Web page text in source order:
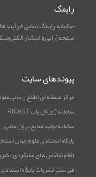
رایمگ
سامانه رایمگ تمامی
صفحه‌آرایی و انتشار
پیوندهای سایت
مرکز منطقه ای اطلاع رسانی
سامانه ژورنال یاب RICeST
سامانه تولید منابع برون متنی
پایگاه استنادی علوم جهان اسلام
نظام شاخص های عملکردی
فهرست نشریات پایگاه استنادی